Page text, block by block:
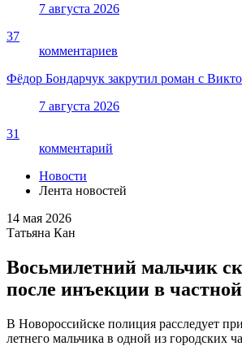
7 августа 2026
37
комментариев
Фёдор Бондарчук закрутил роман с
7 августа 2026
31
комментарий
Новости
Лента новостей
14 мая 2026
Татьяна Кан
Восьмилетний мальчик
после инъекции в
В Новороссийске полиция расследует
летнего мальчика в одной из городских